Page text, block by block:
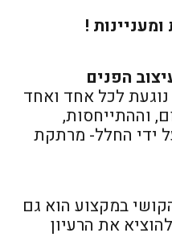
!
הפנים
לכל אחד ואחד
וההתייחסות,
ידי החלל- מרתקת
במקצוע הוא גם
את הרעיון